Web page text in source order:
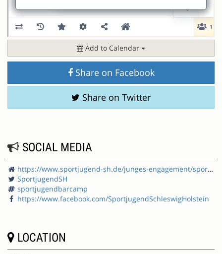
Add to Calendar
Share on Facebook
Share on Twitter
SOCIAL MEDIA
https://www.sportjugend-sh.de/junges-engagement/sportjugendbarcamp/
SportjugendSH
sportjugendbarcamp
https://www.facebook.com/SportjugendSchleswigHolstein
LOCATION